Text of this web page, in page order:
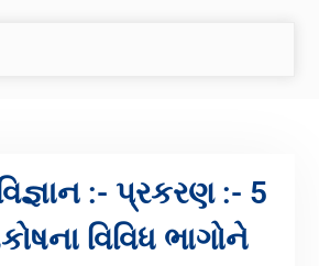
:- પ્રકરણ :- 5
વિવિધ ભાગોને